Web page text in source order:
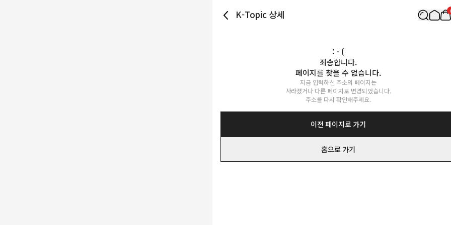
K-Topic 상세
: - (
죄송합니다.
페이지를 찾을 수 없습니다.
지금 입력하신 주소의 페이지는
사라졌거나 다른 페이지로 변경되었습니다.
주소를 다시 확인해주세요.
이전 페이지로 가기
홈으로 가기